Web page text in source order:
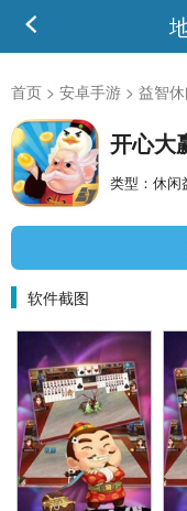
首页 > 安卓手游 > 益智
开心大
类型：休闲
软件截图